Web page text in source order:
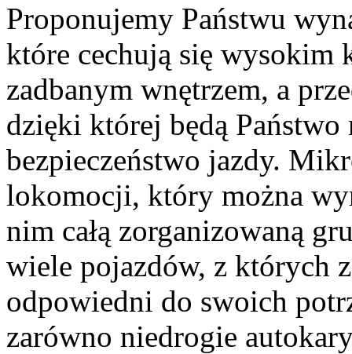
Proponujemy Państwu
które cechują się wysokim
zadbanym wnętrzem, a
dzięki której będą
bezpieczeństwo jazdy.
lokomocji, który można
nim całą zorganizowaną
wiele pojazdów, z których
odpowiedni do swoich
zarówno niedrogie